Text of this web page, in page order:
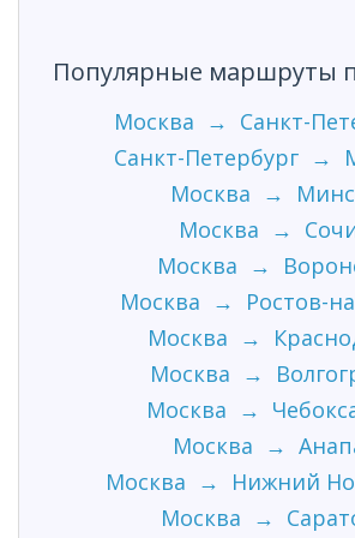
Популярные маршруты
Москва → Санкт-
Санкт-Петербург →
Москва →
Москва →
Москва →
Москва → Ростов-
Москва →
Москва →
Москва →
Москва →
Москва → Нижний
Москва →